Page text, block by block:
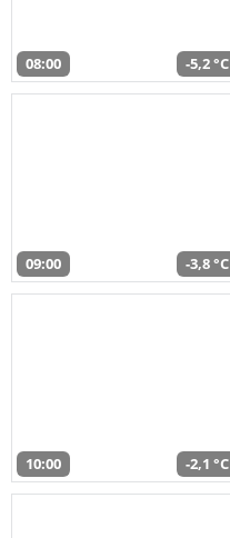
08:00 -5,2 °C
09:00 -3,8 °C
10:00 -2,1 °C